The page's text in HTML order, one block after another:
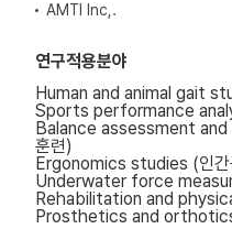
AMTI Inc,.
연구적용분야
Human and animal gait
Sports performance
Balance assessment and
훈련)
Ergonomics studies (인간
Underwater force
Rehabilitation and
Prosthetics and